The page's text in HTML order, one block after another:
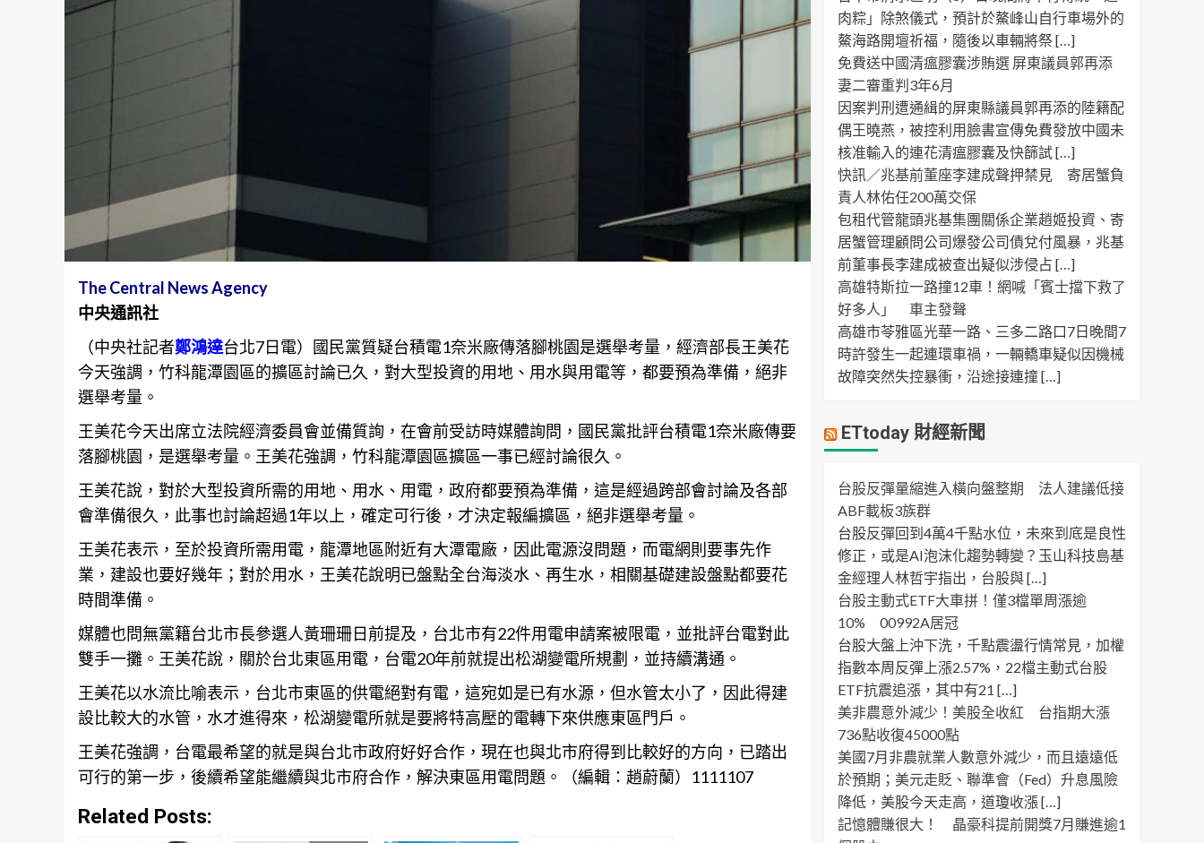
The Central News Agency
中央通訊社
（中央社記者鄭鴻達台北7日電）國民黨質疑台積電1奈米廠傳落腳桃園是選舉考量，經濟部長王美花
今天強調，竹科龍潭園區的擴區討論已久，對大型投資的用地、用水與用電等，都要預為準備，絕非
選舉考量。
王美花今天出席立法院經濟委員會並備質詢，在會前受訪時媒體詢問，國民黨批評台積電1奈米廠傳要
落腳桃園，是選舉考量。王美花強調，竹科龍潭園區擴區一事已經討論很久。
王美花說，對於大型投資所需的用地、用水、用電，政府都要預為準備，這是經過跨部會討論及各部
會準備很久，此事也討論超過1年以上，確定可行後，才決定報編擴區，絕非選舉考量。
王美花表示，至於投資所需用電，龍潭地區附近有大潭電廠，因此電源沒問題，而電網則要事先作
業，建設也要好幾年；對於用水，王美花說明已盤點全台海淡水、再生水，相關基礎建設盤點都要花
時間準備。
媒體也問無黨籍台北市長參選人黃珊珊日前提及，台北市有22件用電申請案被限電，並批評台電對此
雙手一攤。王美花說，關於台北東區用電，台電20年前就提出松湖變電所規劃，並持續溝通。
王美花以水流比喻表示， 台北市東區的供電絕對有電，這宛如是已有水源，但水管太小了，因此得建
設比較大的水管，水才進得來，松湖變電所就是要將特高壓的電轉下來供應東區門戶。
王美花強調，台電最希望的就是與台北市政府好好合作，現在也與北市府得到比較好的方向，已踏出
可行的第一步，後續希望能繼續與北市府合作，解決東區用電問題。（編輯：趙蔚蘭）1111107
Related Posts:
肉粽」除煞儀式，預計於鰲峰山自行車場外的
鰲海路開壇祈福，隨後以車輛將祭 […]
免費送中國清瘟膠囊涉賄選 屏東議員郭再添
妻二審重判3年6月
因案判刑遭通緝的屏東縣議員郭再添的陸籍配
偶王曉燕，被控利用臉書宣傳免費發放中國未
核准輸入的連花清瘟膠囊及快篩試 […]
快訊／兆基前董座李建成聲押禁見 寄居蟹負
責人林佑任200萬交保
包租代管龍頭兆基集團關係企業趙姬投資、寄
居蟹管理顧問公司爆發公司債兌付風暴，兆基
前董事長李建成被查出疑似涉侵占 […]
高雄特斯拉一路撞12車！網喊「賓士擋下救了
好多人」 車主發聲
高雄市苓雅區光華一路、三多二路口7日晚間7
時許發生一起連環車禍，一輛轎車疑似因機械
故障突然失控暴衝，沿途接連撞 […]
ETtoday 財經新聞
台股反彈量縮進入橫向盤整期 法人建議低接
ABF載板3族群
台股反彈回到4萬4千點水位，未來到底是良性
修正，或是AI泡沫化趨勢轉變？玉山科技島基
金經理人林哲宇指出，台股與 […]
台股主動式ETF大車拼！僅3檔單周漲逾
10% 00992A居冠
台股大盤上沖下洗，千點震盪行情常見，加權
指數本周反彈上漲2.57%，22檔主動式台股
ETF抗震追漲，其中有21 […]
美非農意外減少！美股全收紅 台指期大漲
736點收復45000點
美國7月非農就業人數意外減少，而且遠遠低
於預期；美元走貶、聯準會（Fed）升息風險
降低，美股今天走高，道瓊收漲 […]
記憶體賺很大！ 晶豪科提前開獎7月賺進逾1